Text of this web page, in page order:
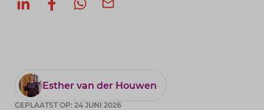
Esther van der Houwen
GEPLAATST OP: 24 JUNI 2026